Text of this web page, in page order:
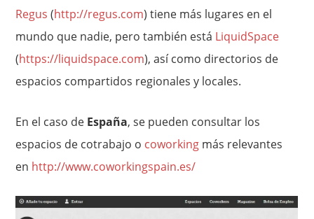
Regus (http://regus.com) tiene más lugares en el
mundo que nadie, pero también está LiquidSpace
(https://liquidspace.com), así como directorios de
espacios compartidos regionales y locales.
En el caso de España, se pueden consultar los
espacios de cotrabajo o coworking más relevantes
en http://www.coworkingspain.es/